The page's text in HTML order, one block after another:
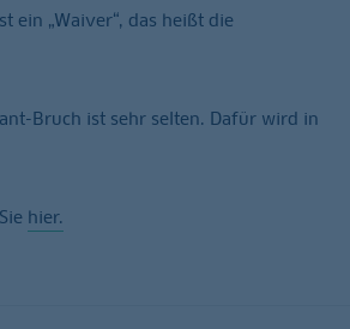
ein „Waiver“, das heißt die
Bruch ist sehr selten. Dafür wird in
hier.